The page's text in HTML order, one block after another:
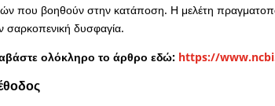
που βοηθούν στην κατάποση. Η μελέτη
σαρκοπενική δυσφαγία.
ολόκληρο το άρθρο εδώ: https://